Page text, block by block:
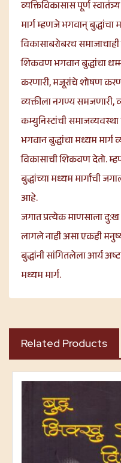
व्यक्तिविकासास पूर्ण
मार्ग म्हणजे भगवान् बुद्धांचा
विकासाबरोबरच
शिकवण भगवान बुद्धांचा
करणारी, मजूरांचे शोषण
व्यक्तीला नगण्य समजणारी,
कम्युनिस्टांची समाजव्यवस्था
भगवान बुद्धांचा मध्यम मार्ग
विकासाची शिकवण देतो.
बुद्धांच्या मध्यम मार्गाची
आहे.
जगात प्रत्येक माणसाला
लागले नाही असा एकही
बुद्धांनी सांगितलेला आर्य
मध्यम मार्ग.
Related Products